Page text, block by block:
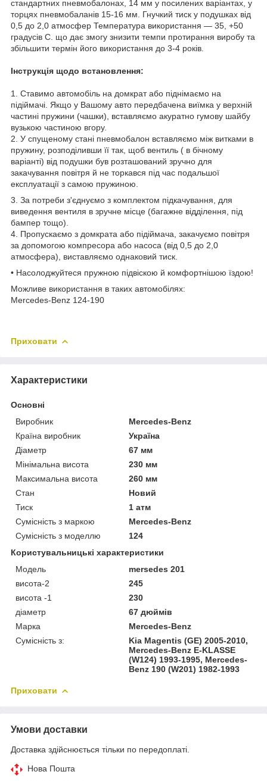
стандартних пневмобалонах, 14 мм у посилених варіантах, у
торцях пневмобаланів 15-16 мм. Гнучкий тиск у подушках від
0,5 до 2,0 атмосфер Температура використання — 35, +50
градусів С. що дає змогу знизити темпи протирання виробу та
збільшити термін його використання до 3-4 років.
Інструкція щодо встановлення:
1. Ставимо автомобіль на домкрат або піднімаємо на
підіймачі. Якщо у Вашому авто передбачена виїмка у верхній
частині пружини (чашки), вставляємо акуратно гумову шайбу
вузькою частиною вгору.
2. У спущеному стані пневмобалон вставляємо між витками в
пружину, розподіливши її так, щоб вентиль ( в бічному
варіанті) від подушки був розташований зручно для
закачування повітря й не торкався під час подальшої
експлуатації з самою пружиною.
3. За потреби з'єднуємо з комплектом підкачування, для
виведення вентиля в зручне місце (багажне відділення, під
бампер тощо).
4. Пропускаємо з домкрата або підіймача, закачуємо повітря
за допомогою компресора або насоса (від 0,5 до 2,0
атмосфера), виставляємо однаковий тиск.
• Насолоджуйтеся пружною підвіскою й комфортнішою їздою!
Можливе використання в таких автомобілях:
Mercedes-Benz 124-190
Приховати
Характеристики
Основні
Виробник
Mercedes-Benz
Країна виробник
Україна
Діаметр
67 мм
Мінімальна висота
230 мм
Максимальна висота
260 мм
Стан
Новий
Тиск
1 атм
Сумісність з маркою
Mercedes-Benz
Сумісність з моделлю
124
Користувальницькі характеристики
Модель
mersedes 201
висота-2
245
висота -1
230
діаметр
67 дюймів
Марка
Mercedes-Benz
Сумісність з:
Kia Magentis (GE) 2005-2010,
Mercedes-Benz E-KLASSE
(W124) 1993-1995, Mercedes-
Benz 190 (W201) 1982-1993
Приховати
Умови доставки
Доставка здійснюється тільки по передоплаті.
Нова Пошта